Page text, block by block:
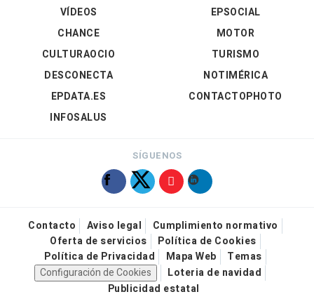
VÍDEOS
EPSOCIAL
CHANCE
CULTURAOCIO
DESCONECTA
EPDATA.ES
INFOSALUS
MOTOR
TURISMO
NOTIMÉRICA
CONTACTOPHOTO
SÍGUENOS
Contacto Aviso legal
Cumplimiento normativo
Oferta de servicios
Política de Cookies
Política de Privacidad
Mapa Web
Temas
Configuración de Cookies
Loteria de navidad
Publicidad estatal